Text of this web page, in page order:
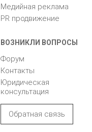
Медийная реклама
PR продвижение
ВОЗНИКЛИ ВОПРОСЫ
Форум
Контакты
Юридическая
консультация
Обратная связь